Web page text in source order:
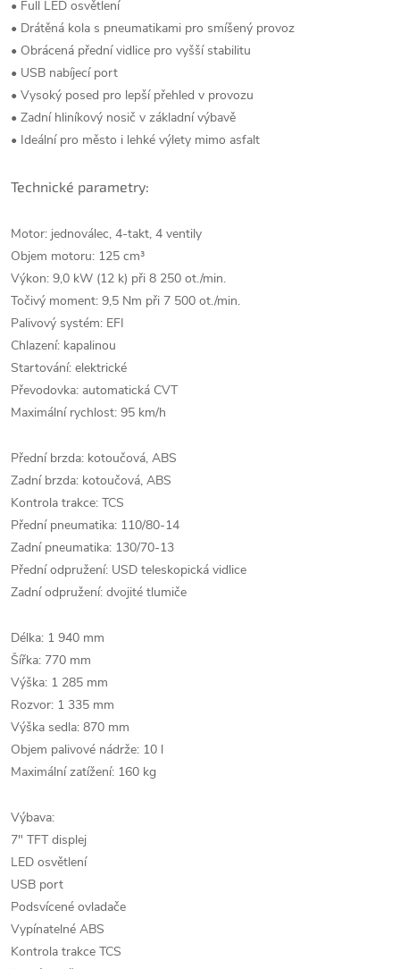
• Full LED osvětlení
• Drátěná kola s pneumatikami pro smíšený provoz
• Obrácená přední vidlice pro vyšší stabilitu
• USB nabíjecí port
• Vysoký posed pro lepší přehled v provozu
• Zadní hliníkový nosič v základní výbavě
• Ideální pro město i lehké výlety mimo asfalt
Technické parametry:
Motor: jednoválec, 4-takt, 4 ventily
Objem motoru: 125 cm³
Výkon: 9,0 kW (12 k) při 8 250 ot./min.
Točivý moment: 9,5 Nm při 7 500 ot./min.
Palivový systém: EFI
Chlazení: kapalinou
Startování: elektrické
Převodovka: automatická CVT
Maximální rychlost: 95 km/h
Přední brzda: kotoučová, ABS
Zadní brzda: kotoučová, ABS
Kontrola trakce: TCS
Přední pneumatika: 110/80-14
Zadní pneumatika: 130/70-13
Přední odpružení: USD teleskopická vidlice
Zadní odpružení: dvojité tlumiče
Délka: 1 940 mm
Šířka: 770 mm
Výška: 1 285 mm
Rozvor: 1 335 mm
Výška sedla: 870 mm
Objem palivové nádrže: 10 l
Maximální zatížení: 160 kg
Výbava:
7" TFT displej
LED osvětlení
USB port
Podsvícené ovladače
Vypínatelné ABS
Kontrola trakce TCS